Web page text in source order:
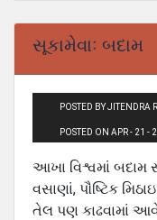
સૂકામેવાઃ બદામ
POSTED BY JITENDRA
POSTED ON APR - 21 -
આખા વિશ્વમાં બદામ
વસાણાં, પૌષ્ટિક
તેલ પણ કાઢવામાં